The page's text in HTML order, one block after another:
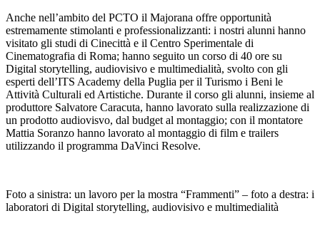
Anche nell’ambito del PCTO il Majorana offre opportunità
estremamente stimolanti e professionalizzanti: i nostri alunni hanno
visitato gli studi di Cinecittà e il Centro Sperimentale di
Cinematografia di Roma; hanno seguito un corso di 40 ore su
Digital storytelling, audiovisivo e multimedialità, svolto con gli
esperti dell’ITS Academy della Puglia per il Turismo i Beni le
Attività Culturali ed Artistiche. Durante il corso gli alunni, insieme al
produttore Salvatore Caracuta, hanno lavorato sulla realizzazione di
un prodotto audiovisvo, dal budget al montaggio; con il montatore
Mattia Soranzo hanno lavorato al montaggio di film e trailers
utilizzando il programma DaVinci Resolve.
Foto a sinistra: un lavoro per la mostra “Frammenti” – foto a destra: i
laboratori di Digital storytelling, audiovisivo e multimedialità